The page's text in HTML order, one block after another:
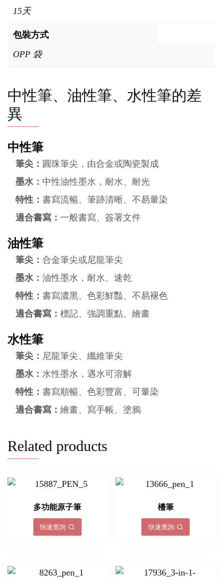
15天
包裝方式
OPP 袋
中性筆、油性筆、水性筆的差
異
中性筆
筆尖： 圓珠筆尖，由合金或陶瓷製成
墨水： 中性油性墨水，耐水、耐光
特性： 書寫流暢、筆跡清晰、不易暈染
適合書寫： 一般書寫、簽署文件
油性筆
筆尖： 合金筆尖或尼龍筆尖
墨水： 油性墨水，耐水、速乾
特性： 書寫濃黑、色彩鮮豔、不易褪色
適合書寫： 標記、強調重點、繪畫
水性筆
筆尖： 尼龍筆尖、纖維筆尖
墨水： 水性墨水，遇水可溶解
特性： 書寫順暢、色彩豐富、可暈染
適合書寫： 繪畫、寫手帳、塗鴉
Related products
多功能原子筆
快速查詢
檯筆
快速查詢